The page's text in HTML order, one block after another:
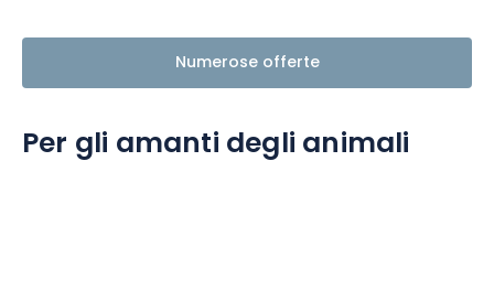
Numerose offerte
Per gli amanti degli animali